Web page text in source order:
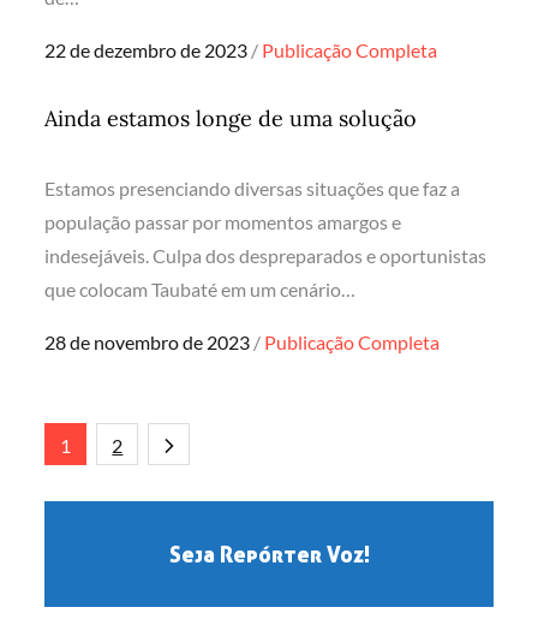
Posted
22 de dezembro de 2023 Publicação Completa
Ainda estamos longe de uma solução
Estamos presenciando diversas situações que faz a
população passar por momentos amargos e
indesejáveis. Culpa dos despreparados e oportunistas
que colocam Taubaté em um cenário…
Posted
28 de novembro de 2023 Publicação Completa
Paginação
posts
1 2
Seja Repórter Voz!